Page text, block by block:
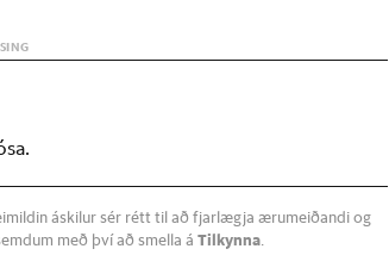
áskilur sér rétt til að fjarlægja ærumeiðandi og
með því að smella áTilkynna